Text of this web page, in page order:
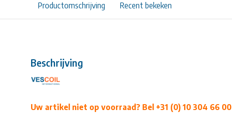
Productomschrijving Recent bekeken
Beschrijving
Uw artikel niet op voorraad? Bel +31 (0) 10 304 66 00